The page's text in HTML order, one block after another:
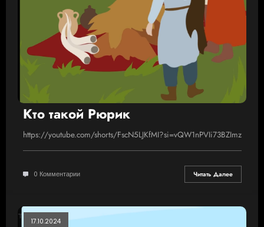
Кто такой Рюрик
https://youtube.com/shorts/FscN5LJKfMI?si=vQW1nPVIi73BZImz
0 Комментарии Читать Далее
17.10.2024